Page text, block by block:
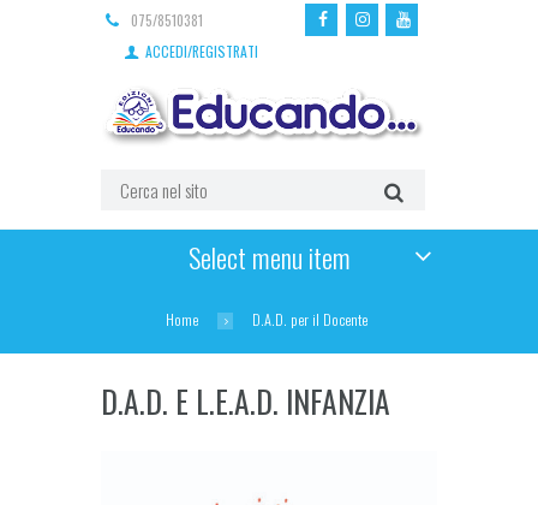
075/8510381
ACCEDI/REGISTRATI
Select menu item
Home D.A.D. per il Docente
D.A.D. E L.E.A.D. INFANZIA